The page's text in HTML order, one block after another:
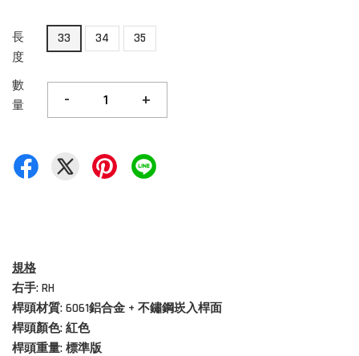
長
度
33 34 35
數
量
- +
規格
右手: RH
桿頭材質: 6061鋁合金 + 不鏽鋼崁入桿面
桿頭顏色: 紅色
桿頭重量: 標準版